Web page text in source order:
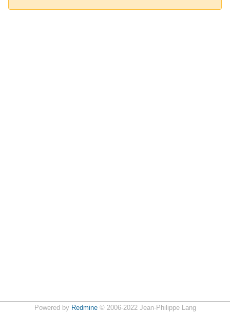
Powered by Redmine© 2006-2022 Jean-Philippe Lang